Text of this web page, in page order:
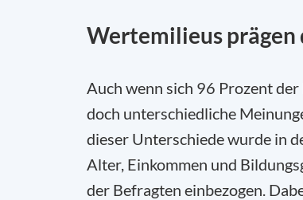
Wertemilieus
Auch wenn sich 96 Prozent
doch unterschiedliche
dieser Unterschiede wurde in
Alter, Einkommen und
der Befragten einbezogen.